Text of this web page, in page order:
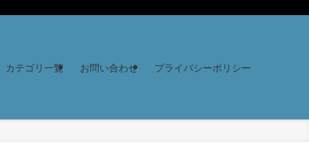
カテゴリ一覧 お問い合わせ プライバシーポリシー